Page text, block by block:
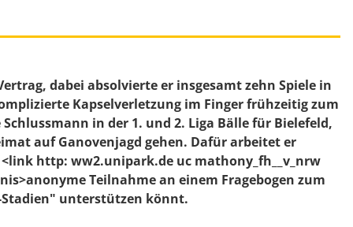
dabei absolvierte er insgesamt zehn Spiele in
Kapselverletzung im Finger frühzeitig zum
in der 1. und 2. Liga Bälle für Bielefeld,
auf Ganovenjagd gehen. Dafür arbeitet er
http: ww2.unipark.de uc mathony_fh__v_nrw
Teilnahme an einem Fragebogen zum
unterstützen könnt.